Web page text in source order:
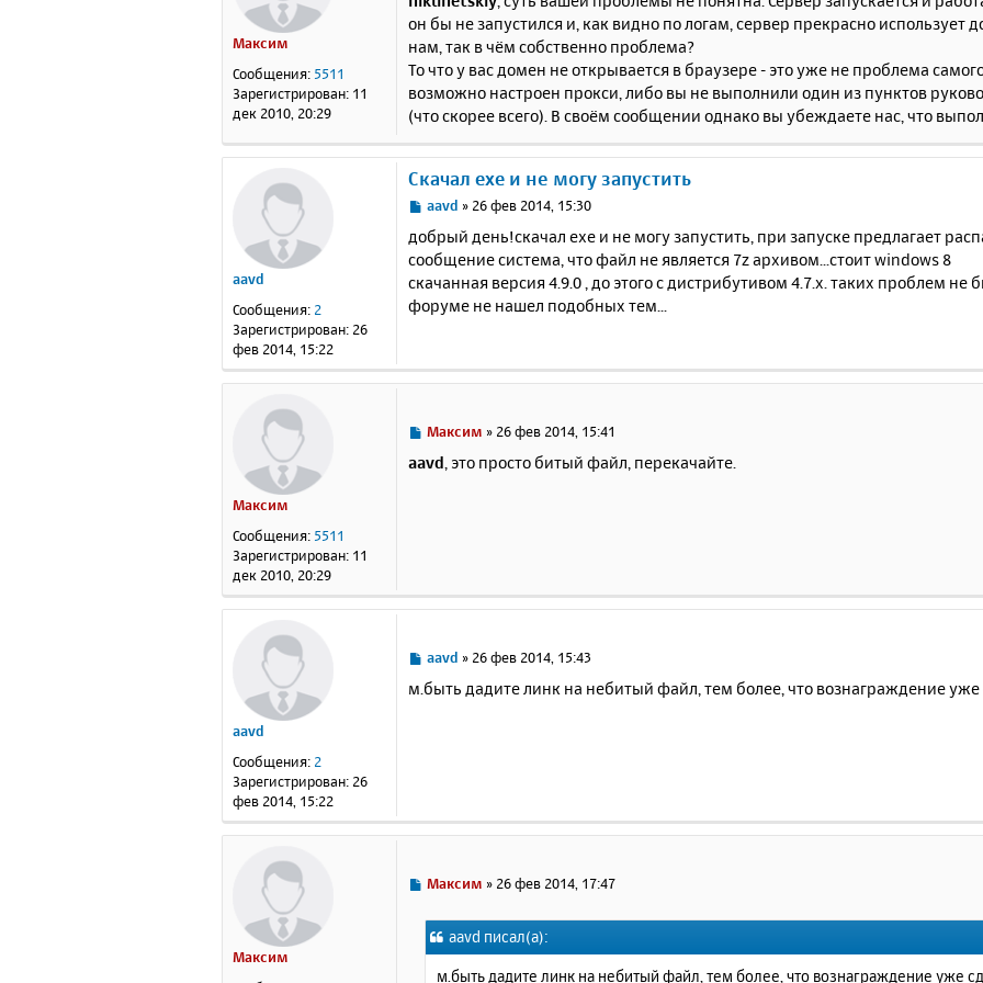
Максим
Сообщения: 5511
Зарегистрирован: 11
дек 2010, 20:29
о
б
щ
е
н
е
он бы не запустился и, как видно по логам, сервер прекрасно использует
нам, так в чём собственно проблема?
То что у вас домен не открывается в браузере - это уже не проблема
возможно настроен прокси, либо вы не выполнили один из пунктов
(что скорее всего). В своём сообщении однако вы убеждаете нас, что
aavd
Сообщения: 2
Зарегистрирован: 26
фев 2014, 15:22
Скачал exe и не могу запустить
С
о
б
щ
е
aavd » 26 фев 2014, 15:30
добрый день!скачал exe и не могу запустить, при запуске предлагает
сообщение система, что файл не является 7z архивом...стоит windows 8
скачанная версия 4.9.0 , до этого с дистрибутивом 4.7.х. таких проблем
форуме не нашел подобных тем...
Максим
Сообщения: 5511
Зарегистрирован: 11
дек 2010, 20:29
С
о
Максим » 26 фев 2014, 15:41
aavd, это просто битый файл, перекачайте.
aavd
Сообщения: 2
Зарегистрирован: 26
фев 2014, 15:22
С
о
aavd » 26 фев 2014, 15:43
м.быть дадите линк на небитый файл, тем более, что вознаграждение уже
Максим
С
о
б
Максим » 26 фев 2014, 17:47
aavd писал(а):
м.быть дадите линк на небитый файл, тем более, что вознаграждение уже